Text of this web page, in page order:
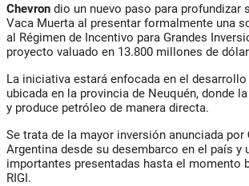
Chevron dio un nuevo paso para profundizar
Vaca Muerta al presentar formalmente una
al Régimen de Incentivo para Grandes
proyecto valuado en 13.800 millones de
La iniciativa estará enfocada en el desarrollo
ubicada en la provincia de Neuquén, donde
y produce petróleo de manera directa.
Se trata de la mayor inversión anunciada por
Argentina desde su desembarco en el país y
importantes presentadas hasta el momento
RIGI.